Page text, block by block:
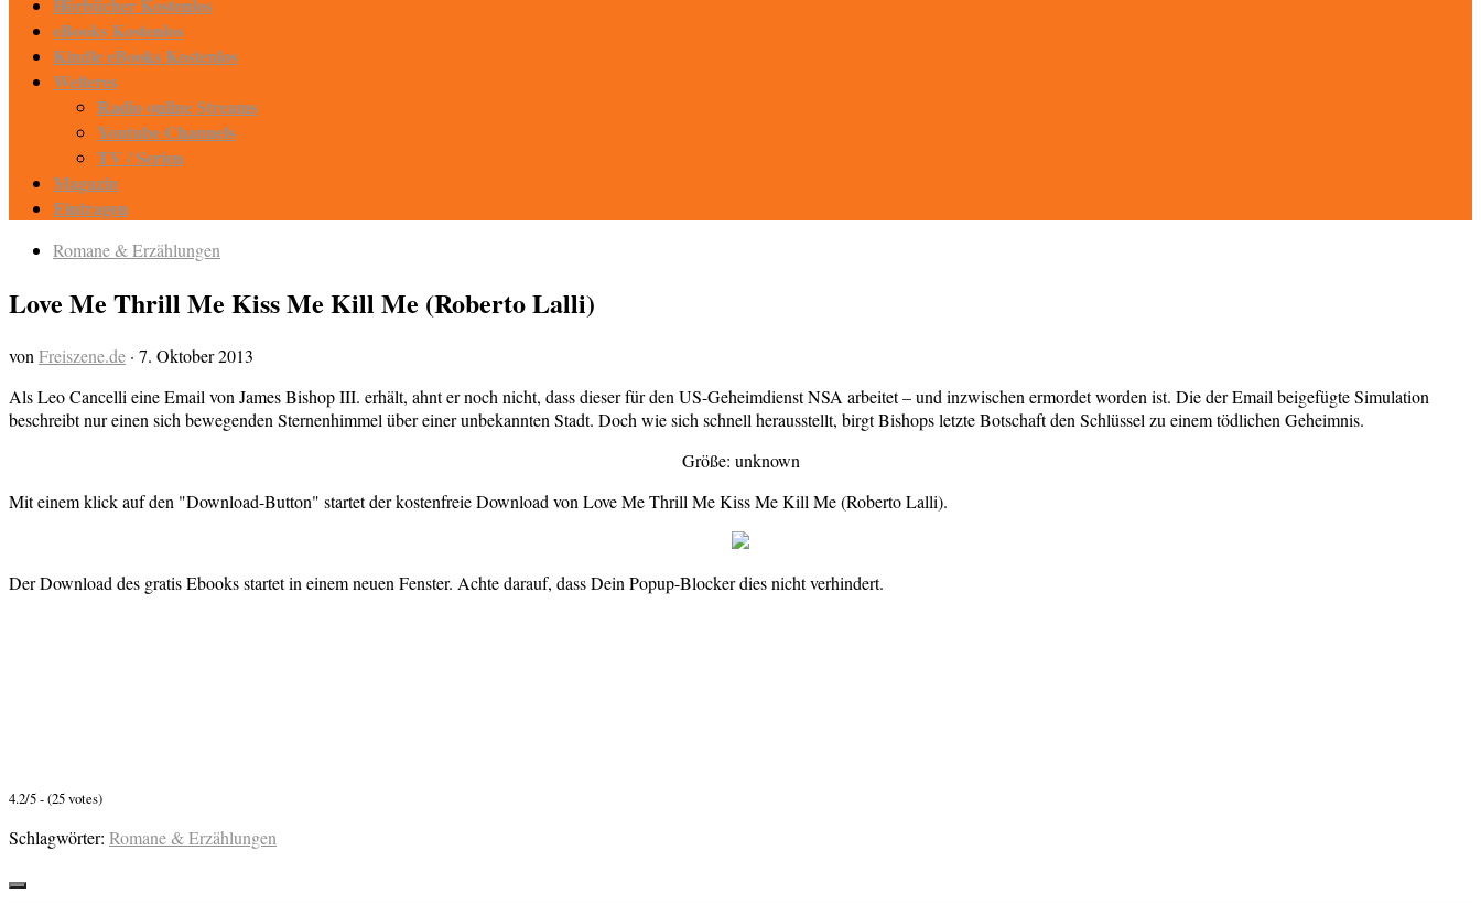
eBooks Kostenlos
Kindle eBooks Kostenlos
Weiteres
Radio online Streams
Youtube Channels
TV / Serien
Magazin
Eintragen
Romane & Erzählungen
Love Me Thrill Me Kiss Me Kill Me (Roberto Lalli)
von Freiszene.de · 7. Oktober 2013
Als Leo Cancelli eine Email von James Bishop III. erhält, ahnt er noch nicht, dass dieser für den US-Geheimdienst NSA arbeitet – und inzwischen ermordet worden ist. Die der Email beigefügte Simulation
beschreibt nur einen sich bewegenden Sternenhimmel über einer unbekannten Stadt. Doch wie sich schnell herausstellt, birgt Bishops letzte Botschaft den Schlüssel zu einem tödlichen Geheimnis.
Größe: unknown
Mit einem klick auf den "Download-Button" startet der kostenfreie Download von Love Me Thrill Me Kiss Me Kill Me (Roberto Lalli).
Der Download des gratis Ebooks startet in einem neuen Fenster. Achte darauf, dass Dein Popup-Blocker dies nicht verhindert.
4.2/5 - (25 votes)
Schlagwörter: Romane & Erzählungen